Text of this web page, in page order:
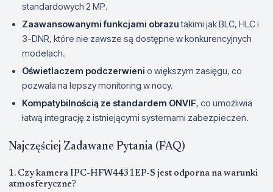
standardowych 2 MP.
Zaawansowanymi funkcjami obrazutakimi jak BLC, HLC i
3-DNR, które nie zawsze są dostępne w konkurencyjnych
modelach.
Oświetlaczem podczerwieni o większym zasięgu, co
pozwala na lepszy monitoring w nocy.
Kompatybilnością ze standardem ONVIF, co umożliwia
łatwą integrację z istniejącymi systemami zabezpieczeń.
Najczęściej Zadawane Pytania (FAQ)
1. Czy kamera IPC-HFW4431EP-S jest odporna na warunki
atmosferyczne?